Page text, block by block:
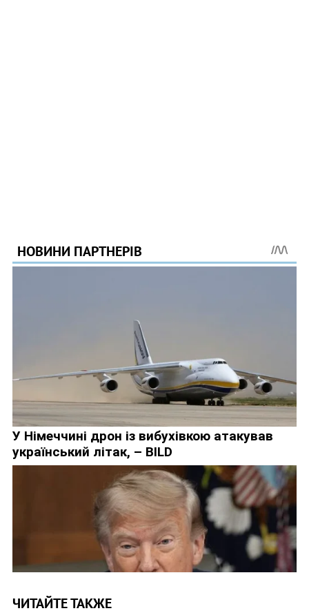
ЧИТАЙТЕ ТАКЖЕ